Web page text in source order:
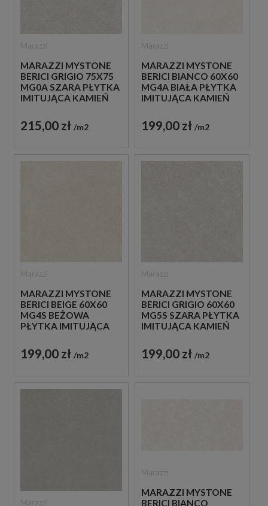
MARAZZI MYSTONE
BERICI GRIGIO 75X75
MG0A SZARA PŁYTKA
IMITUJĄCA KAMIEŃ
215,00 zł m2
MARAZZI MYSTONE
BERICI BIANCO 60X60
MG4A BIAŁA PŁYTKA
IMITUJĄCA KAMIEŃ
199,00 zł m2
MARAZZI MYSTONE
BERICI BEIGE 60X60
MG4S BEŻOWA
PŁYTKA IMITUJĄCA
199,00 zł m2
MARAZZI MYSTONE
BERICI GRIGIO 60X60
MG5S SZARA PŁYTKA
IMITUJĄCA KAMIEŃ
199,00 zł m2
MARAZZI MYSTONE
BERICI BIANCO